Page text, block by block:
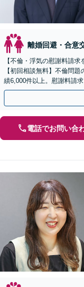
離婚回避・合意
【不倫・浮気の慰謝料請
【初回相談無料】不倫問
績6,000件以上。慰謝料請
事務所です。
電話でお問い合